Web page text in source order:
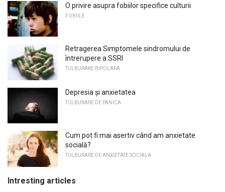
O privire asupra fobiilor specifice culturii
FOBIILE
Retragerea Simptomele sindromului de
întrerupere a SSRI
TULBURARE BIPOLARA
Depresia și anxietatea
TULBURARE DE PANICA
Cum pot fi mai asertiv când am anxietate
socială?
TULBURARE DE ANXIETATE SOCIALA
Intresting articles